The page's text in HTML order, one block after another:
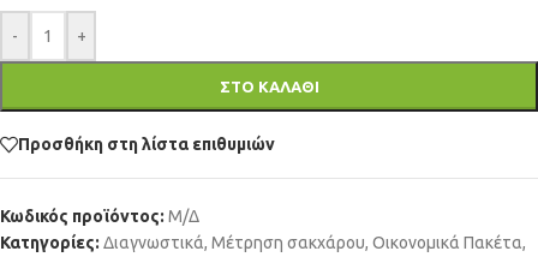
- +
ΣΤΟ ΚΑΛΑΘΙ
Προσθήκη στη λίστα επιθυμιών
Κωδικός προϊόντος: Μ/Δ
Κατηγορίες: Διαγνωστικά, Μέτρηση σακχάρου, Οικονομικά Πακέτα,